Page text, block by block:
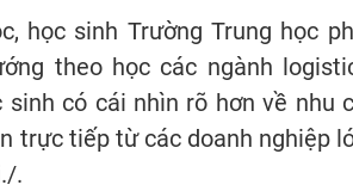
học sinh Trường Trung học
theo học các ngành
có cái nhìn rõ hơn về nhu
trực tiếp từ các doanh nghiệp
.